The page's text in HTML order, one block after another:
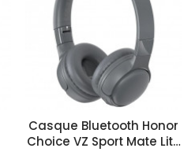
Casque Bluetooth Honor
Choice VZ Sport Mate Lite